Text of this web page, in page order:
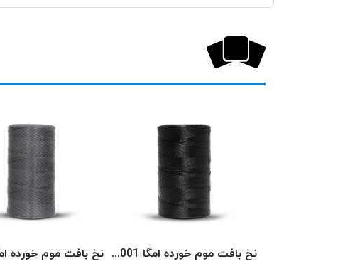
نخ بافت موم خورده امگا 6001 (500 متری) OMEGA